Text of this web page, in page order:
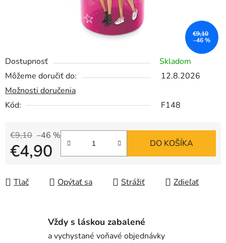
Dostupnosť
Skladom
Môžeme doručiť do:
12.8.2026
Možnosti doručenia
Kód:
F148
€9,10 –46 %
€4,90 DO KOŠÍKA
Tlač Opýtať sa Strážiť Zdieľať
€9,10
–46 %
Vždy s láskou zabalené
a vychystané voňavé objednávky